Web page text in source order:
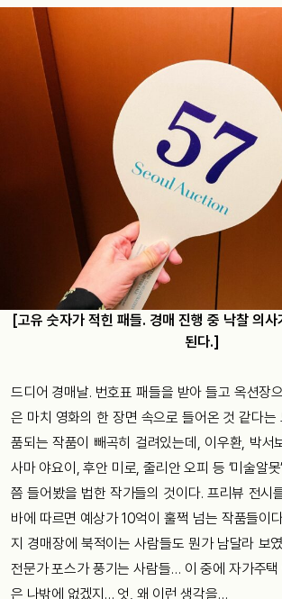
[고유 숫자가 적힌 패들. 경매 진행 중 낙찰 의
된다.]
드디어 경매날. 번호표 패들을 받아 들고 옥션장
은 마치 영화의 한 장면 속으로 들어온 것 같다는
품되는 작품이 빼곡히 걸려있는데, 이우환, 박서
사마 야요이, 후안 미로, 줄리안 오피 등 ‘미술알
쯤 들어봤을 법한 작가들의 것이다. 프리뷰 전시
바에 따르면 예상가 10억이 훌쩍 넘는 작품들이
지 경매장에 북적이는 사람들도 뭔가 남달라 보
전문가 포스가 풍기는 사람들… 이 중에 자가주
은 나밖에 없겠지… 엇, 왜 이런 생각을…